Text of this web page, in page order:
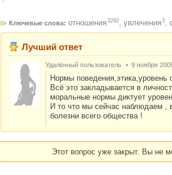
Ключевые слова: отношения 3292, увлечения 3,
Лучший ответ
Удалённый пользователь 9 ноября
Нормы
Всё это закладывается в
моральные нормы диктует
И то что мы сейчас наблюдаем ,
болезни всего общества !
Этот вопрос уже закрыт. Вы не